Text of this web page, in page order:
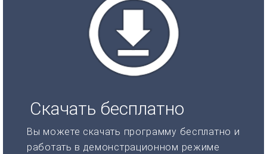
Скачать бесплатно
Вы можете скачать программу бесплатно и
работать в демонстрационном режиме